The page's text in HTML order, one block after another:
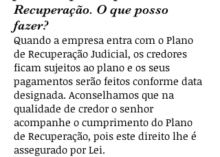
Recuperação. O que posso
fazer?
Quando a empresa entra com o Plano
de Recuperação Judicial, os credores
ficam sujeitos ao plano e os seus
pagamentos serão feitos conforme data
designada. Aconselhamos que na
qualidade de credor o senhor
acompanhe o cumprimento do Plano
de Recuperação, pois este direito lhe é
assegurado por Lei.